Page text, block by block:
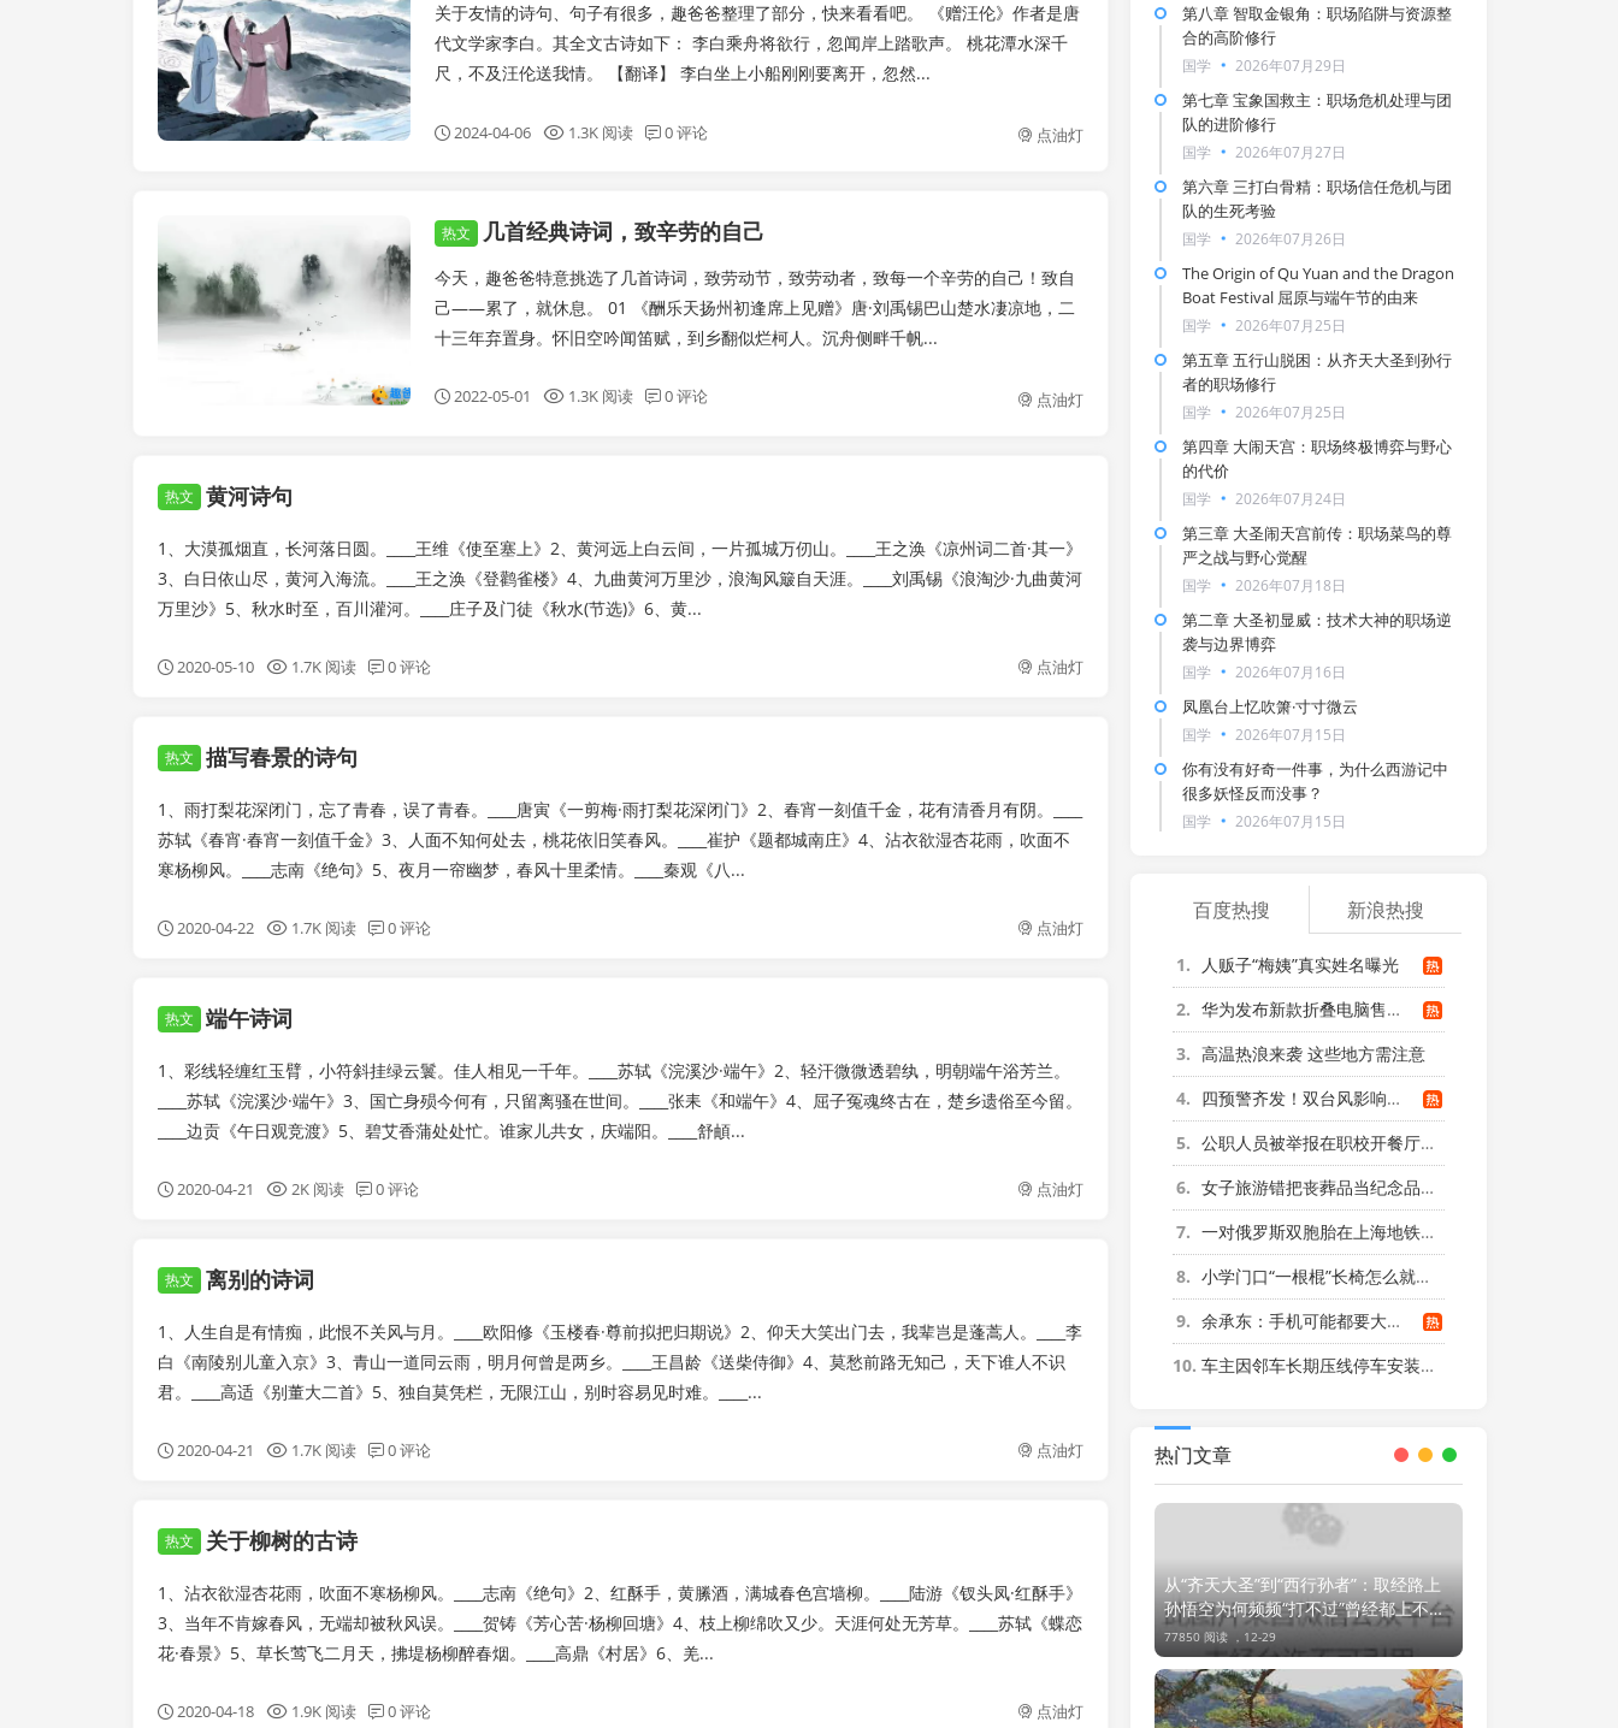
关于友情的诗句、句子有很多，趣爸爸整理了部分，快来看看吧。 《赠汪伦》作者是唐
代文学家李白。其全文古诗如下： 李白乘舟将欲行，忽闻岸上踏歌声。 桃花潭水深千
尺，不及汪伦送我情。 【翻译】 李白坐上小船刚刚要离开，忽然...
2024-04-06 1.3K 阅读 0 评论 点油灯
东方文化
热文 几首经典诗词，致辛劳的自己
今天，趣爸爸特意挑选了几首诗词，致劳动节，致劳动者，致每一个辛劳的自己！致自
己——累了，就休息。 01 《酬乐天扬州初逢席上见赠》唐·刘禹锡巴山楚水凄凉地，二
十三年弃置身。怀旧空吟闻笛赋，到乡翻似烂柯人。沉舟侧畔千帆...
2022-05-01 1.3K 阅读 0 评论 点油灯
热文 黄河诗句
1、大漠孤烟直，长河落日圆。____王维《使至塞上》2、黄河远上白云间，一片孤城万仞山。____王之涣《凉州词二首·其一》
3、白日依山尽，黄河入海流。____王之涣《登鹳雀楼》4、九曲黄河万里沙，浪淘风簸自天涯。____刘禹锡《浪淘沙·九曲黄河
万里沙》5、秋水时至，百川灌河。____庄子及门徒《秋水(节选)》6、黄...
2020-05-10 1.7K 阅读 0 评论 点油灯
热文 描写春景的诗句
1、雨打梨花深闭门，忘了青春，误了青春。____唐寅《一剪梅·雨打梨花深闭门》2、春宵一刻值千金，花有清香月有阴。____
苏轼《春宵·春宵一刻值千金》3、人面不知何处去，桃花依旧笑春风。____崔护《题都城南庄》4、沾衣欲湿杏花雨，吹面不
寒杨柳风。____志南《绝句》5、夜月一帘幽梦，春风十里柔情。____秦观《八...
2020-04-22 1.7K 阅读 0 评论 点油灯
热文 端午诗词
1、彩线轻缠红玉臂，小符斜挂绿云鬟。佳人相见一千年。____苏轼《浣溪沙·端午》2、轻汗微微透碧纨，明朝端午浴芳兰。
____苏轼《浣溪沙·端午》3、国亡身殒今何有，只留离骚在世间。____张耒《和端午》4、屈子冤魂终古在，楚乡遗俗至今留。
____边贡《午日观竞渡》5、碧艾香蒲处处忙。谁家儿共女，庆端阳。____舒頔...
2020-04-21 2K 阅读 0 评论 点油灯
热文 离别的诗词
1、人生自是有情痴，此恨不关风与月。____欧阳修《玉楼春·尊前拟把归期说》2、仰天大笑出门去，我辈岂是蓬蒿人。____李
白《南陵别儿童入京》3、青山一道同云雨，明月何曾是两乡。____王昌龄《送柴侍御》4、莫愁前路无知己，天下谁人不识
君。____高适《别董大二首》5、独自莫凭栏，无限江山，别时容易见时难。____...
2020-04-21 1.7K 阅读 0 评论 点油灯
热文 关于柳树的古诗
1、沾衣欲湿杏花雨，吹面不寒杨柳风。____志南《绝句》2、红酥手，黄縢酒，满城春色宫墙柳。____陆游《钗头凤·红酥手》
3、当年不肯嫁春风，无端却被秋风误。____贺铸《芳心苦·杨柳回塘》4、枝上柳绵吹又少。天涯何处无芳草。____苏轼《蝶恋
花·春景》5、草长莺飞二月天，拂堤杨柳醉春烟。____高鼎《村居》6、羌...
2020-04-18 1.9K 阅读 0 评论 点油灯
第八章 智取金银角：职场陷阱与资源整
合的高阶修行
国学 2026年07月29日
第七章 宝象国救主：职场危机处理与团
队的进阶修行
国学 2026年07月27日
第六章 三打白骨精：职场信任危机与团
队的生死考验
国学 2026年07月26日
The Origin of Qu Yuan and the Dragon
Boat Festival 屈原与端午节的由来
国学 2026年07月25日
第五章 五行山脱困：从齐天大圣到孙行
者的职场修行
国学 2026年07月25日
第四章 大闹天宫：职场终极博弈与野心
的代价
国学 2026年07月24日
第三章 大圣闹天宫前传：职场菜鸟的尊
严之战与野心觉醒
国学 2026年07月18日
第二章 大圣初显威：技术大神的职场逆
袭与边界博弈
国学 2026年07月16日
凤凰台上忆吹箫·寸寸微云
国学 2026年07月15日
你有没有好奇一件事，为什么西游记中
很多妖怪反而没事？
国学 2026年07月15日
百度热搜 新浪热搜
1
人贩子“梅姨”真实姓名曝光
2
华为发布新款折叠电脑售价24999元起
3
高温热浪来袭 这些地方需注意
4
四预警齐发！双台风影响多个海域
5
公职人员被举报在职校开餐厅超市
6
女子旅游错把丧葬品当纪念品买下
7
一对俄罗斯双胞胎在上海地铁站跳芭蕾
8
小学门口“一根棍”长椅怎么就火了
9
余承东：手机可能都要大规模涨价
10 车主因邻车长期压线停车安装防护栏
热门文章
从“齐天大圣”到“西行孙者”：取经路上
孙悟空为何频频“打不过”曾经都上不了
台面的小妖？
77850 阅读 ， 12-29